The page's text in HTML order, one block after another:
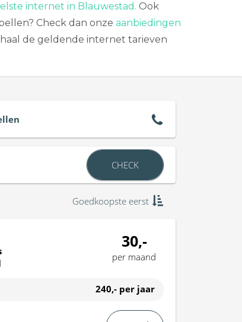
internet in Blauwestad. Ook
Check dan onze aanbiedingen
de geldende internet tarieven
CHECK
Goedkoopste eerst
30,-
per maand
240,- per jaar